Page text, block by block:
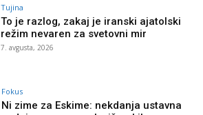
Tujina
To je razlog, zakaj je iranski ajatolski
režim nevaren za svetovni mir
7. avgusta, 2026
Fokus
Ni zime za Eskime: nekdanja ustavna